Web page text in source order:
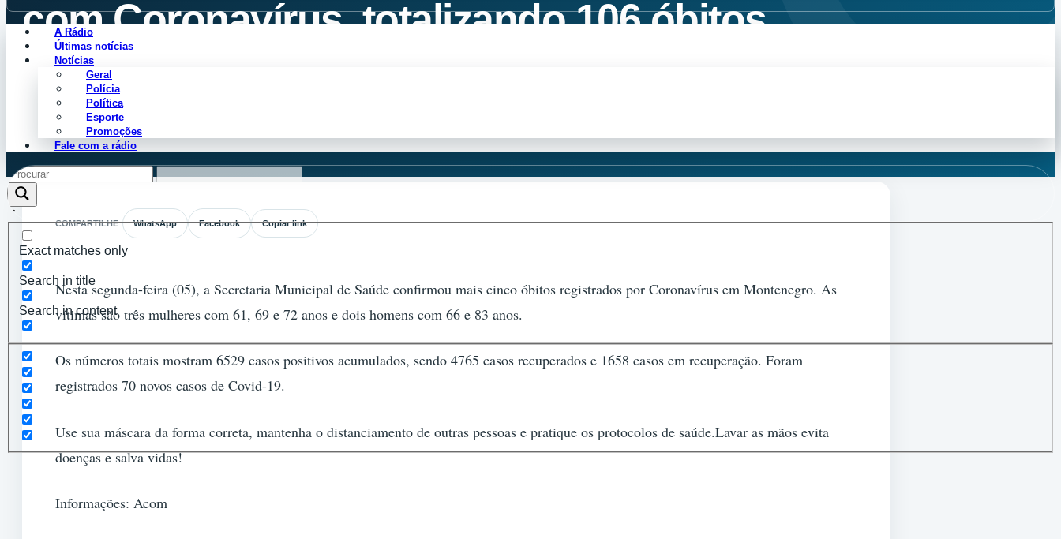
A Rádio
Últimas notícias
Notícias
Geral
Polícia
Política
Esporte
Promoções
Fale com a rádio
Exact matches only
Search in title
Search in content
com Coronavírus, totalizando 106 óbitos
Cleiton Perdiz
Abril 5, 2021
COMPARTILHE WhatsApp Facebook Copiar link
Nesta segunda-feira (05), a Secretaria Municipal de Saúde confirmou mais cinco óbitos registrados por Coronavírus em Montenegro. As
vítimas são três mulheres com 61, 69 e 72 anos e dois homens com 66 e 83 anos.
Os números totais mostram 6529 casos positivos acumulados, sendo 4765 casos recuperados e 1658 casos em recuperação. Foram
registrados 70 novos casos de Covid-19.
Use sua máscara da forma correta, mantenha o distanciamento de outras pessoas e pratique os protocolos de saúde.Lavar as mãos evita
doenças e salva vidas!
Informações: Acom